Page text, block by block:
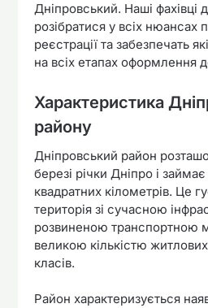
Дніпровський. Наші фахівці
розібратися у всіх нюансах
реєстрації та забезпечать
на всіх етапах оформлення
Характеристика
району
Дніпровський район
березі річки Дніпро і
квадратних кілометрів. Це
територія зі сучасною
розвиненою транспортною
великою кількістю
класів.
Район характеризується